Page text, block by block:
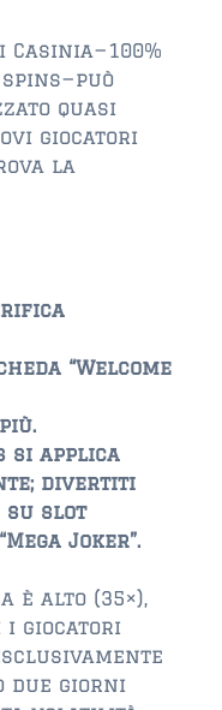
quasi
giocatori
la
“Welcome
si applica
divertiti
su slot
Joker”.
è alto (35×),
i giocatori
due giorni